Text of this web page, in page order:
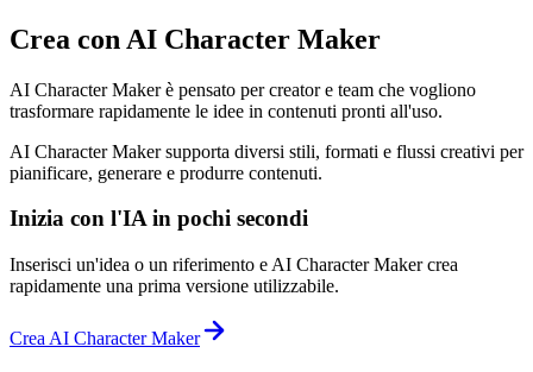
Crea con AI Character Maker
AI Character Maker è pensato per creator e team che vogliono
trasformare rapidamente le idee in contenuti pronti all'uso.
AI Character Maker supporta diversi stili, formati e flussi creativi per
pianificare, generare e produrre contenuti.
Inizia con l'IA in pochi secondi
Inserisci un'idea o un riferimento e AI Character Maker crea
rapidamente una prima versione utilizzabile.
Crea AI Character Maker